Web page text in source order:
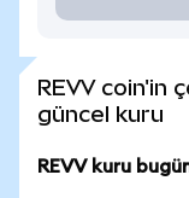
REVV coin'in
güncel kuru
REVV kuru